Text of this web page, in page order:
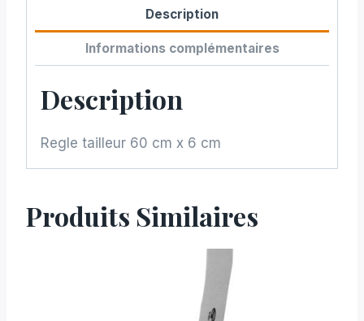
Description
Informations complémentaires
Description
Regle tailleur 60 cm x 6 cm
Produits Similaires